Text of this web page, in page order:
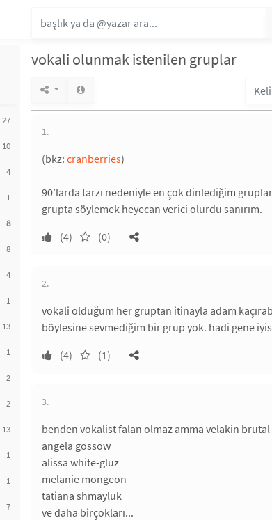
27
10
4
1
8
8
4
1
13
1
2
2
13
1
1
7
vokali olunmak istenilen gruplar
1.
(bkz: cranberries)
90’larda tarzı nedeniyle en çok dinlediğim
grupta söylemek heyecan verici olurdu sanırım.
(4)
(0)
2.
vokali olduğum her gruptan itinayla adam
böylesine sevmediğim bir grup yok. hadi gene
(4)
(1)
3.
benden vokalist falan olmaz amma velakin
angela gossow
alissa white‑gluz
melanie mongeon
tatiana shmayluk
ve daha birçokları...